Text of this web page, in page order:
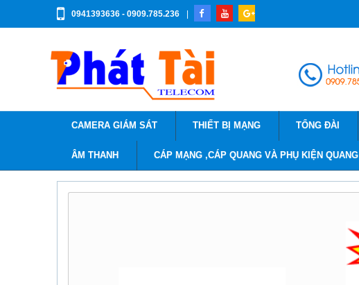
0941393636 - 0909.785.236
CAMERA GIÁM SÁT THIẾT BỊ MẠNG TỔNG ĐÀI
ÂM THANH CÁP MẠNG ,CÁP QUANG VÀ PHỤ KIỆN QUANG